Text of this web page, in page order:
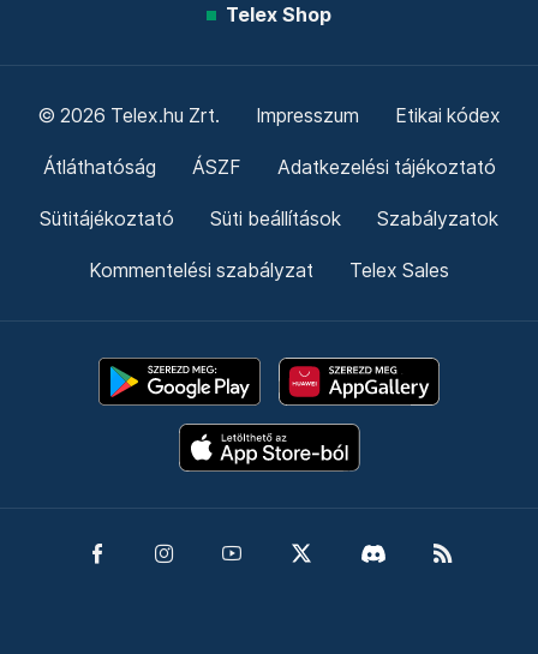
Telex Shop
© 2026 Telex.hu Zrt. Impresszum Etikai kódex
Átláthatóság ÁSZF Adatkezelési tájékoztató
Sütitájékoztató Süti beállítások Szabályzatok
Kommentelési szabályzat Telex Sales